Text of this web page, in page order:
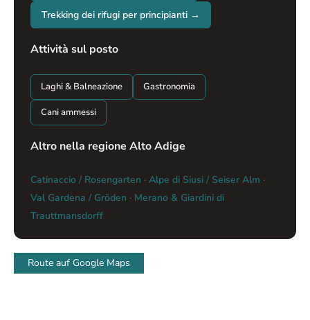
Trekking dei rifugi per principianti →
Attività sul posto
Laghi & Balneazione Gastronomia
Cani ammessi
Altro nella regione Alto Adige
Catinaccio / Rosengarten · Alpe di Siusi / Seiser Alm ·
Val Gardena / Gröden · Merano & Giardini di
Trauttmansdorff
Route auf Google Maps